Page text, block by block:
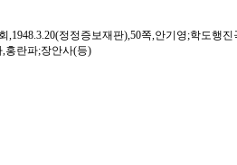
정정증보재판),50쪽,안기영;학도행
홍란파;장안사(등)